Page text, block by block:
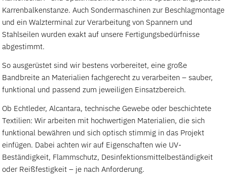
Karrenbalkenstanze. Auch Sondermaschinen zur Beschlagmontage
und ein Walzterminal zur Verarbeitung von Spannern und
Stahlseilen wurden exakt auf unsere Fertigungsbedürfnisse
abgestimmt.
So ausgerüstet sind wir bestens vorbereitet, eine große
Bandbreite an Materialien fachgerecht zu verarbeiten – sauber,
funktional und passend zum jeweiligen Einsatzbereich.
Ob Echtleder, Alcantara, technische Gewebe oder beschichtete
Textilien: Wir arbeiten mit hochwertigen Materialien, die sich
funktional bewähren und sich optisch stimmig in das Projekt
einfügen. Dabei achten wir auf Eigenschaften wie UV-
Beständigkeit, Flammschutz, Desinfektionsmittelbeständigkeit
oder Reißfestigkeit – je nach Anforderung.